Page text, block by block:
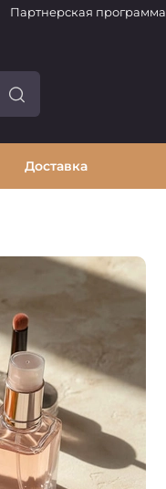
Партнерская программа
Доставка